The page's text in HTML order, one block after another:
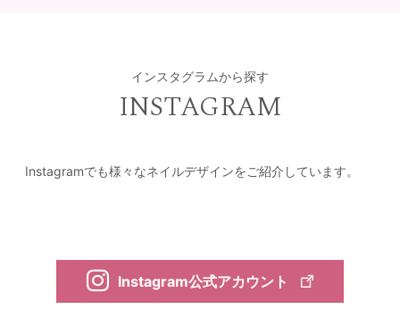
インスタグラムから探す
INSTAGRAM
Instagramでも様々なネイルデザインをご紹介しています。
Instagram公式アカウント